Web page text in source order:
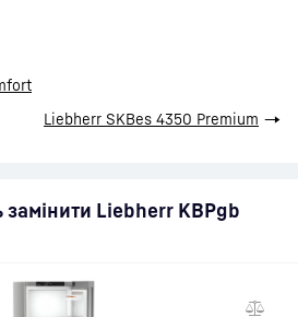
Liebherr SKBes 4350 Premium →
замінити Liebherr KBPgb